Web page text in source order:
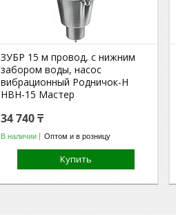
ЗУБР 15 м провод, с нижним
забором воды, насос
вибрационный Родничок-Н
НВН-15 Мастер
34 740 ₸
В наличии Оптом и в розницу
Купить